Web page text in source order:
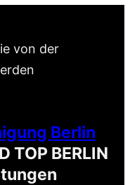
von der
Berlin
TOP BERLIN